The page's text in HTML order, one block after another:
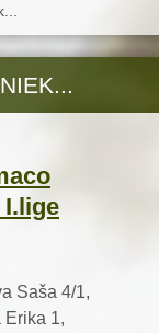
Saša 4/1,
Erika 1,